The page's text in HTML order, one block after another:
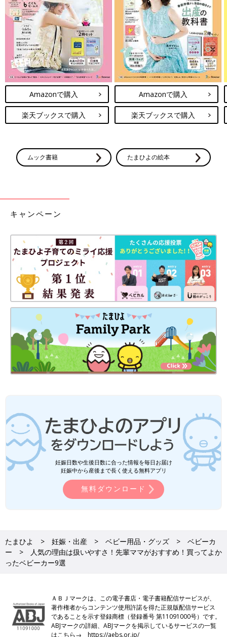
Amazonで購入
楽天ブックスで購入
Amazonで購入
楽天ブックスで購入
ムック書籍 たまひよの絵本
キャンペーン
妊娠日数や生後日数に合った情報を毎日お届け
妊娠中から産後まで長く使える無料アプリ
無料ダウンロード
たまひよ 妊娠・出産 ベビー用品・グッズ
ベビーカ
ー
人気の理由は扱いやすさ！先輩ママがおすすめ！買ってよか
ったベビーカー9選
ＡＢＪマークは、この電子書店・電子書籍配信サービスが、
著作権者からコンテンツ使用許諾を得た正規版配信サービス
であることを示す登録商標（登録番号 第11091000号）です。
ABJマークの詳細、ABJマークを掲示しているサービスの一覧
はこちら→https://aebs.or.jp/